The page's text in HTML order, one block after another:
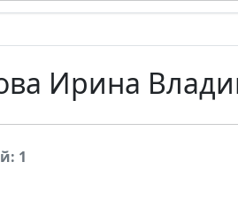
Ирина
1